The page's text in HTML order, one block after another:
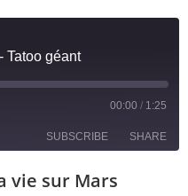
Tatoo géant
00:00 / 1:25
SUBSCRIBE SHARE
vie sur Mars